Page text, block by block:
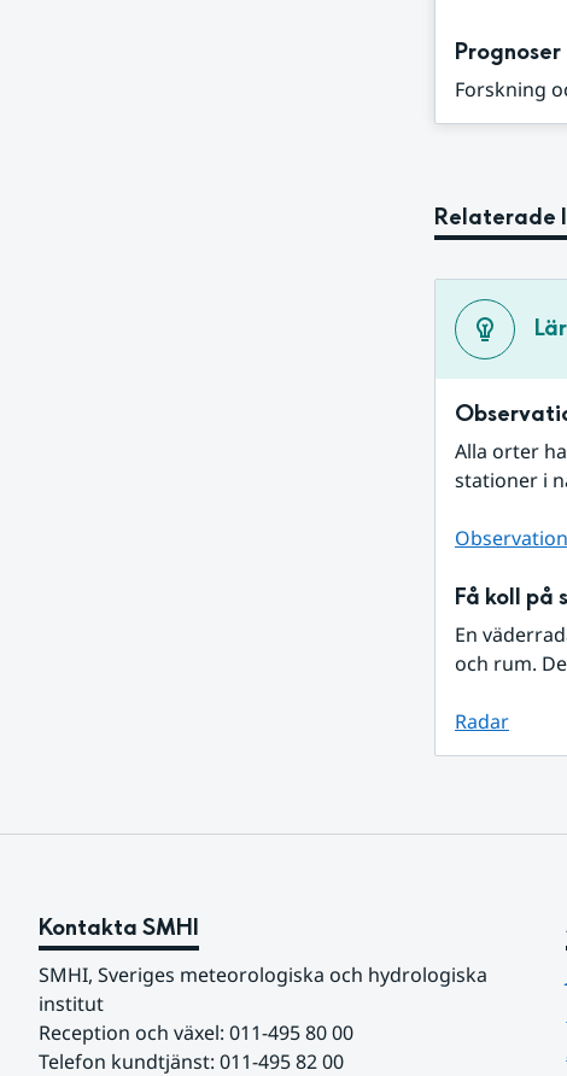
Forskning
Relaterade
Alla orter
stationer i
Få koll på
En
och rum.
Radar
Kontakta SMHI
SMHI, Sveriges meteorologiska och hydrologiska
institut
Reception och växel: 011-495 80 00
Telefon kundtjänst: 011-495 82 00